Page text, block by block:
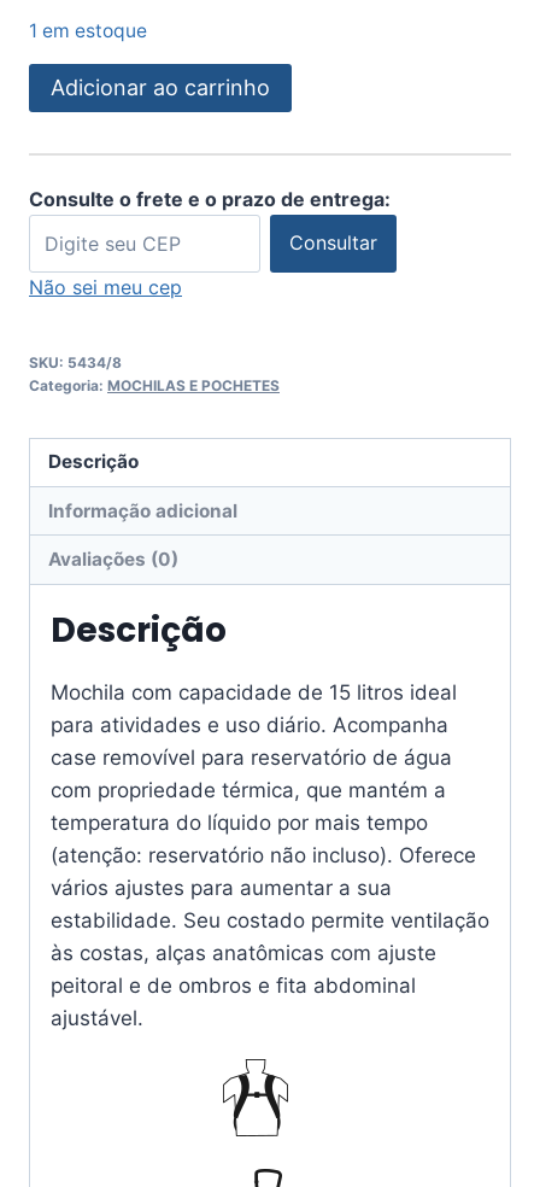
1 em estoque
Adicionar ao carrinho
Consulte o frete e o prazo de entrega:
Consultar
Não sei meu cep
SKU: 5434/8
Categoria: MOCHILAS E POCHETES
Descrição
Informação adicional
Avaliações (0)
Descrição
Mochila com capacidade de 15 litros ideal
para atividades e uso diário. Acompanha
case removível para reservatório de água
com propriedade térmica, que mantém a
temperatura do líquido por mais tempo
(atenção: reservatório não incluso). Oferece
vários ajustes para aumentar a sua
estabilidade. Seu costado permite ventilação
às costas, alças anatômicas com ajuste
peitoral e de ombros e fita abdominal
ajustável.